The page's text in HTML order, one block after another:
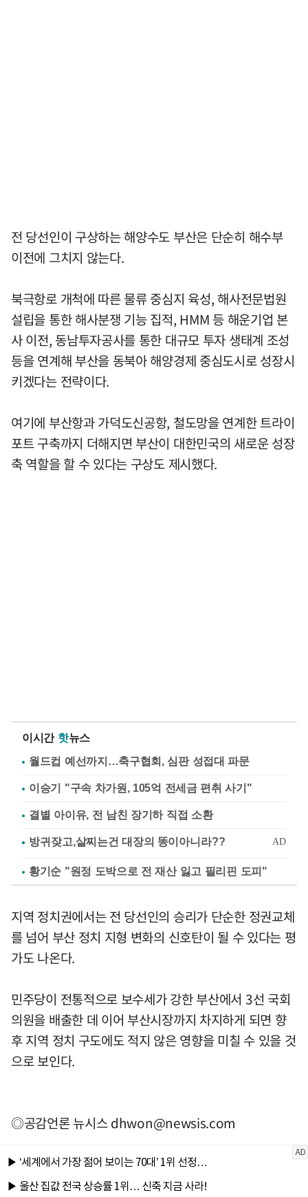
전 당선인이 구상하는 해양수도 부산은 단순히 해수부
이전에 그치지 않는다.
북극항로 개척에 따른 물류 중심지 육성, 해사전문법원
설립을 통한 해사분쟁 기능 집적, HMM 등 해운기업 본
사 이전, 동남투자공사를 통한 대규모 투자 생태계 조성
등을 연계해 부산을 동북아 해양경제 중심도시로 성장시
키겠다는 전략이다.
여기에 부산항과 가덕도신공항, 철도망을 연계한 트라이
포트 구축까지 더해지면 부산이 대한민국의 새로운 성장
축 역할을 할 수 있다는 구상도 제시했다.
이시간 핫뉴스
월드컵 예선까지…축구협회, 심판 성접대 파문
이승기 "구속 차가원, 105억 전세금 편취 사기"
결별 아이유, 전 남친 장기하 직접 소환
황기순 "원정 도박으로 전 재산 잃고 필리핀 도피"
지역 정치권에서는 전 당선인의 승리가 단순한 정권교체
를 넘어 부산 정치 지형 변화의 신호탄이 될 수 있다는 평
가도 나온다.
민주당이 전통적으로 보수세가 강한 부산에서 3선 국회
의원을 배출한 데 이어 부산시장까지 차지하게 되면 향
후 지역 정치 구도에도 적지 않은 영향을 미칠 수 있을 것
으로 보인다.
◎공감언론 뉴시스dhwon@newsis.com